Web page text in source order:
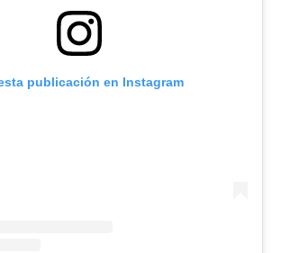
publicación en Instagram